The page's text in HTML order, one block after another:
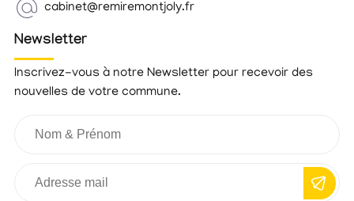
cabinet@remiremontjoly.fr
Newsletter
Inscrivez-vous à notre Newsletter pour recevoir des
nouvelles de votre commune.